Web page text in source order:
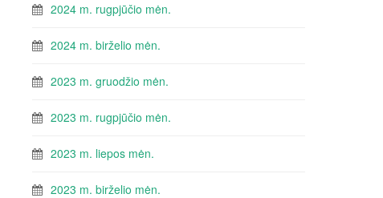
2024 m. rugpjūčio mėn.
2024 m. birželio mėn.
2023 m. gruodžio mėn.
2023 m. rugpjūčio mėn.
2023 m. liepos mėn.
2023 m. birželio mėn.